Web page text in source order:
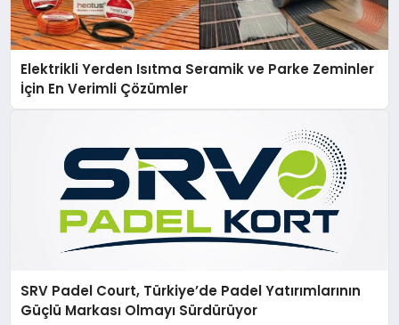
Elektrikli Yerden Isıtma Seramik ve Parke Zeminler
İçin En Verimli Çözümler
SRV Padel Court, Türkiye’de Padel Yatırımlarının
Güçlü Markası Olmayı Sürdürüyor